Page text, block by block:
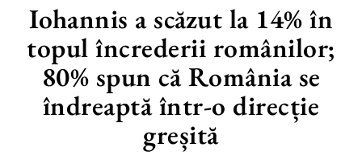
Iohannis a scăzut la 14% în
topul încrederii românilor;
80% spun că România se
îndreaptă într-o direcție
greșită